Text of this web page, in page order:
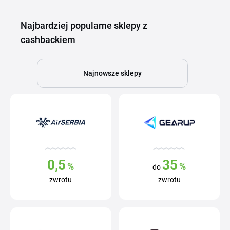
Najbardziej popularne sklepy z
cashbackiem
Najnowsze sklepy
0,5 %
zwrotu
do 35 %
zwrotu